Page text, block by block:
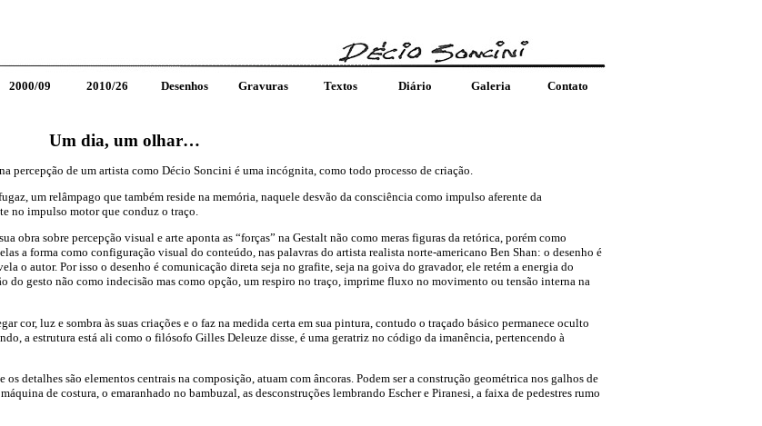
2000/09 2010/26 Desenhos Gravuras Textos Diário Galeria Contato
Um dia, um olhar…
percepção de um artista como Décio Soncini é uma incógnita, como todo processo de criação.
um relâmpago que também reside na memória, naquele desvão da consciência como impulso aferente da
no impulso motor que conduz o traço.
obra sobre percepção visual e arte aponta as “forças” na Gestalt não como meras figuras da retórica, porém como
a forma como configuração visual do conteúdo, nas palavras do artista realista norte-americano Ben Shan: o desenho é
o autor. Por isso o desenho é comunicação direta seja no grafite, seja na goiva do gravador, ele retém a energia do
do gesto não como indecisão mas como opção, um respiro no traço, imprime fluxo no movimento ou tensão interna na
cor, luz e sombra às suas criações e o faz na medida certa em sua pintura, contudo o traçado básico permanece oculto
a estrutura está ali como o filósofo Gilles Deleuze disse, é uma geratriz no código da imanência, pertencendo à
os detalhes são elementos centrais na composição, atuam com âncoras. Podem ser a construção geométrica nos galhos de
de costura, o emaranhado no bambuzal, as desconstruções lembrando Escher e Piranesi, a faixa de pedestres rumo